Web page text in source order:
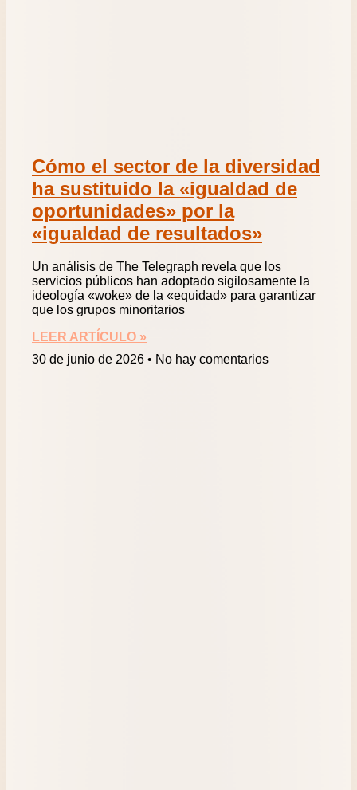
Cómo el sector de la diversidad
ha sustituido la «igualdad de
oportunidades» por la
«igualdad de resultados»
Un análisis de The Telegraph revela que los
servicios públicos han adoptado sigilosamente la
ideología «woke» de la «equidad» para garantizar
que los grupos minoritarios
LEER ARTÍCULO »
30 de junio de 2026
No hay comentarios